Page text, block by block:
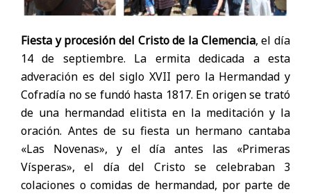
Fiesta y procesión del Cristo de la Clemencia, el día
14 de septiembre. La ermita dedicada a esta
adveración es del siglo XVII pero la Hermandad y
Cofradía no se fundó hasta 1817. En origen se trató
de una hermandad elitista en la meditación y la
oración. Antes de su fiesta un hermano cantaba
«Las Novenas», y el día antes las «Primeras
Vísperas», el día del Cristo se celebraban 3
colaciones o comidas de hermandad, por parte de